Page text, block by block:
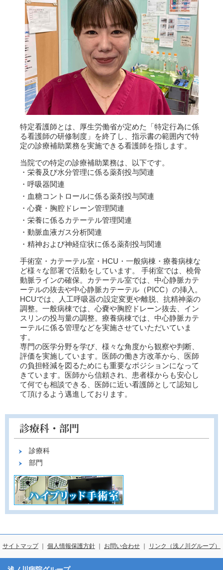
特定看護師とは、厚生労働省が定めた「特定行為に係
る看護師の研修制度」を終了し、指示書の範囲内で特
定の診療補助業務を実施できる看護師を指します。
当院での特定の診療補助業務は、以下です。
栄養及び水分管理に係る薬剤投与関連
呼吸器関連
血糖コントロールに係る薬剤投与関連
心嚢・胸腔ドレーン管理関連
栄養に係るカテーテル管理関連
動脈血液ガス分析関連
精神および神経症状に係る薬剤投与関連
手術室・カテーテル室・HCU・一般病棟・療養病棟な
ど様々な部署で活動をしています。 手術室では、橈骨
動脈ラインの確保。カテーテル室では、中心静脈カテ
ーテルの抜去や中心静脈カテーテル（PICC）の挿入。
HCUでは、人工呼吸器の設定変更や離脱、抗精神薬の
調整。一般病棟では、心嚢や胸腔ドレーン抜去、イン
スリンの投与量の調整。療養病棟では、中心静脈カテ
ーテルに係る管理などを実施させていただいていま
す。
専門の医学分野を学び、様々な角度から観察や判断、
評価を実施しています。医師の働き方改革から、医師
の負担軽減を図るためにも重要なポジションになって
きています。医師から信頼され、患者様からも安心し
て何でも相談できる、医師に近い看護師として認知し
て頂けるよう邁進しております。
診療科
部門
サイトマップ｜ 個人情報保護方針 お問い合わせ リンク（浅ノ川グループ）